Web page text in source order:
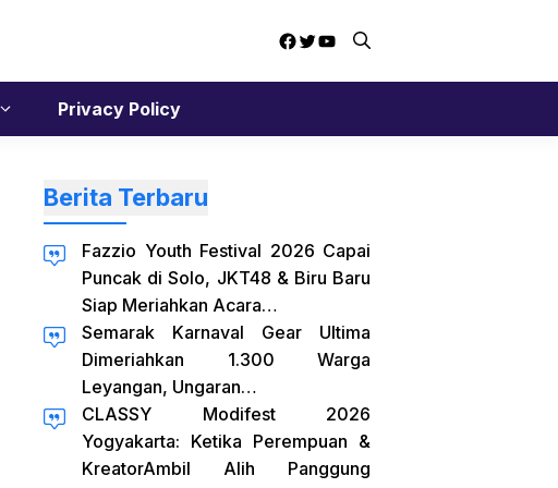
Facebook
Twitter
YouTube
Privacy Policy
Berita Terbaru
Fazzio Youth Festival 2026 Capai
Puncak di Solo, JKT48 & Biru Baru
Siap Meriahkan Acara…
Semarak Karnaval Gear Ultima
Dimeriahkan 1.300 Warga
Leyangan, Ungaran…
CLASSY Modifest 2026
Yogyakarta: Ketika Perempuan &
KreatorAmbil Alih Panggung